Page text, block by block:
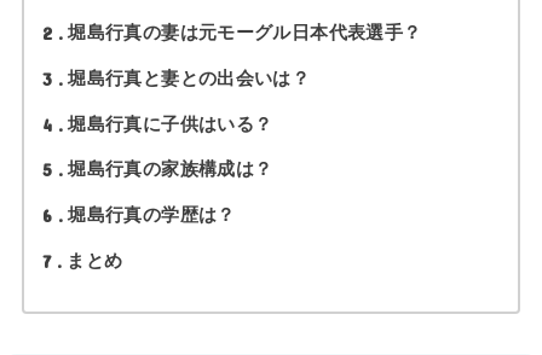
2 堀島行真の妻は元モーグル日本代表選手？
3 堀島行真と妻との出会いは？
4 堀島行真に子供はいる？
5 堀島行真の家族構成は？
6 堀島行真の学歴は？
7 まとめ